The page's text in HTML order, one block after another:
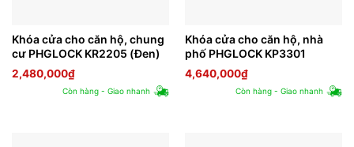
Khóa cửa cho căn hộ, chung
cư PHGLOCK KR2205 (Đen)
2,480,000₫
Còn hàng - Giao nhanh
Khóa cửa cho căn hộ, nhà
phố PHGLOCK KP3301
4,640,000₫
Còn hàng - Giao nhanh